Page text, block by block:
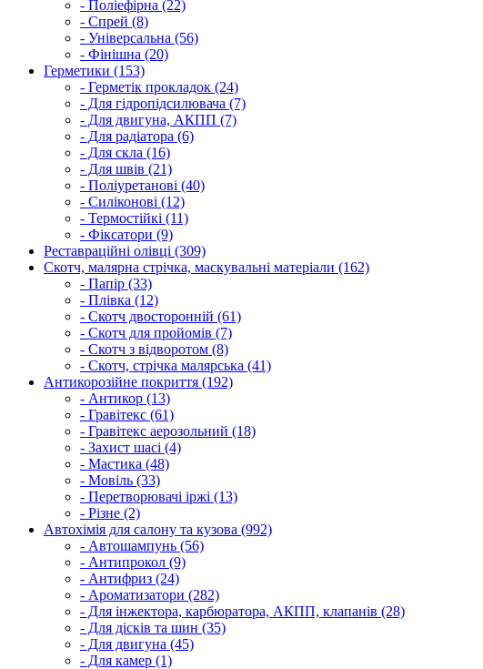
- Поліефірна (22)
- Спрей (8)
- Універсальна (56)
- Фінішна (20)
Герметики (153)
- Герметік прокладок (24)
- Для гідропідсилювача (7)
- Для двигуна, АКПП (7)
- Для радіатора (6)
- Для скла (16)
- Для швів (21)
- Поліуретанові (40)
- Силіконові (12)
- Термостійкі (11)
- Фіксатори (9)
Реставраційні олівці (309)
Скотч, малярна стрічка, маскувальні матеріали (162)
- Папір (33)
- Плівка (12)
- Скотч двосторонній (61)
- Скотч для пройомів (7)
- Скотч з відворотом (8)
- Скотч, стрічка малярська (41)
Антикорозійне покриття (192)
- Антикор (13)
- Гравітекс (61)
- Гравітекс аерозольний (18)
- Захист шасі (4)
- Мастика (48)
- Мовіль (33)
- Перетворювачі іржі (13)
- Різне (2)
Автохімія для салону та кузова (992)
- Автошампунь (56)
- Антипрокол (9)
- Антифриз (24)
- Ароматизатори (282)
- Для інжектора, карбюратора, АКПП, клапанів (28)
- Для дісків та шин (35)
- Для двигуна (45)
- Для камер (1)